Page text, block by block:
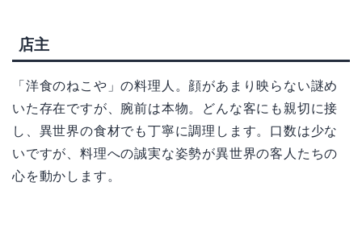
店主
「洋食のねこや」の料理人。顔があまり映らない謎め
いた存在ですが、腕前は本物。どんな客にも親切に接
し、異世界の食材でも丁寧に調理します。口数は少な
いですが、料理への誠実な姿勢が異世界の客人たちの
心を動かします。